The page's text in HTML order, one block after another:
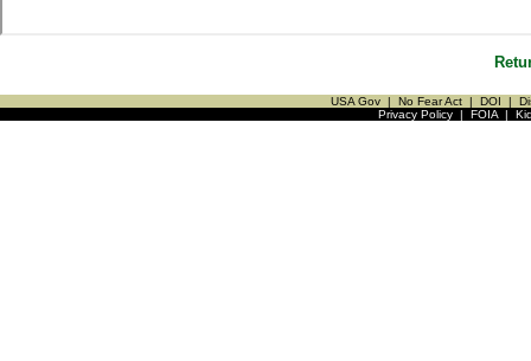
USA Gov | No Fear Act | DOI |
Privacy Policy| FOIA|